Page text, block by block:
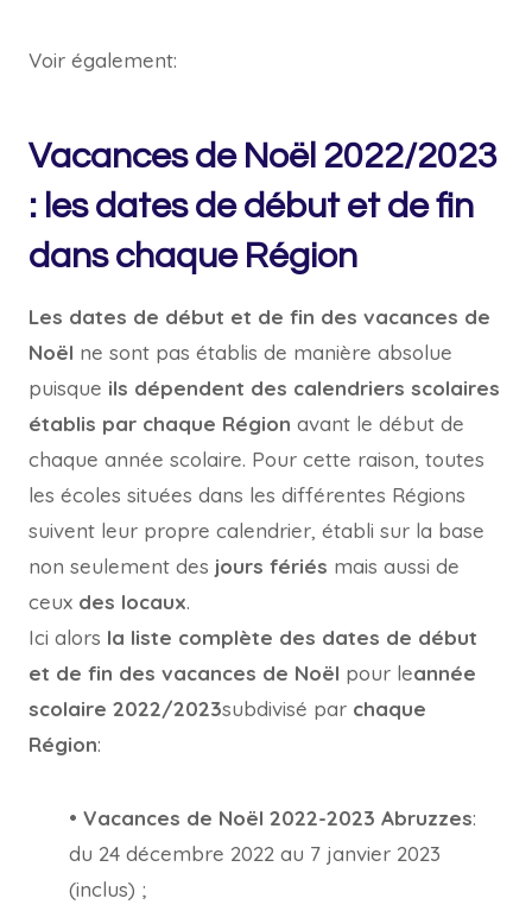
Voir également:
Vacances de Noël 2022/2023
: les dates de début et de fin
dans chaque Région
Les dates de début et de fin des vacances de
Noël ne sont pas établis de manière absolue
puisque ils dépendent des calendriers scolaires
établis par chaque Région avant le début de
chaque année scolaire. Pour cette raison, toutes
les écoles situées dans les différentes Régions
suivent leur propre calendrier, établi sur la base
non seulement des jours fériés mais aussi de
ceux des locaux.
Ici alors la liste complète des dates de début
et de fin des vacances de Noël pour leannée
scolaire 2022/2023subdivisé par chaque
Région:
• Vacances de Noël 2022-2023 Abruzzes:
du 24 décembre 2022 au 7 janvier 2023
(inclus) ;